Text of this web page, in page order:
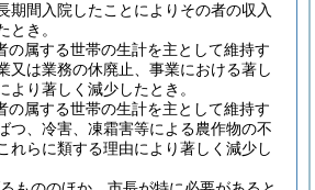
期間入院したことによりその者の収入
とき。
の属する世帯の生計を主として維持す
又は業務の休廃止、事業における著し
より著しく減少したとき。
の属する世帯の生計を主として維持す
つ、冷害、凍霜害等による農作物の不
れらに類する理由により著しく減少し